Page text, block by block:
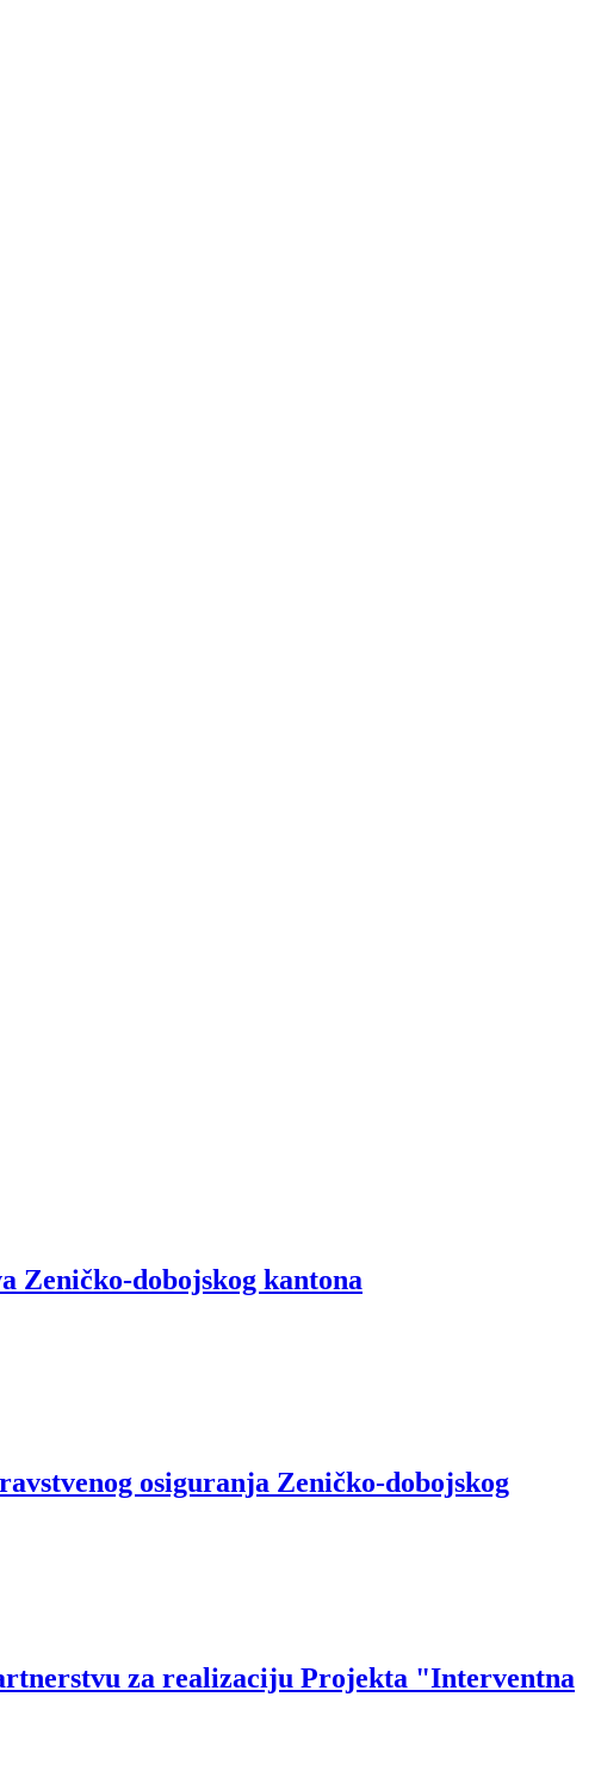
Zeničko-dobojskog kantona
osiguranja Zeničko-dobojskog
za realizaciju Projekta "Interventna